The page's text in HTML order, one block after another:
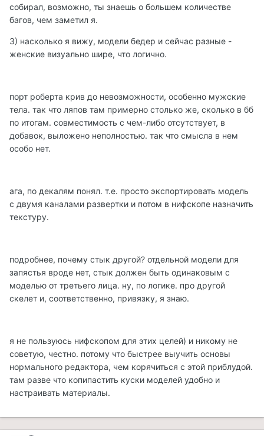
собирал, возможно, ты знаешь о большем количестве
багов, чем заметил я.
3) насколько я вижу, модели бедер и сейчас разные -
женские визуально шире, что логично.
порт роберта крив до невозможности, особенно мужские
тела. так что ляпов там примерно столько же, сколько в бб
по итогам. совместимость с чем-либо отсутствует, в
добавок, выложено неполностью. так что смысла в нем
особо нет.
ага, по декалям понял. т.е. просто экспортировать модель
с двумя каналами развертки и потом в нифскопе назначить
текстуру.
подробнее, почему стык другой? отдельной модели для
запястья вроде нет, стык должен быть одинаковым с
моделью от третьего лица. ну, по логике. про другой
скелет и, соответственно, привязку, я знаю.
я не пользуюсь нифскопом для этих целей) и никому не
советую, честно. потому что быстрее выучить основы
нормального редактора, чем корячиться с этой приблудой.
там разве что копипастить куски моделей удобно и
настраивать материалы.